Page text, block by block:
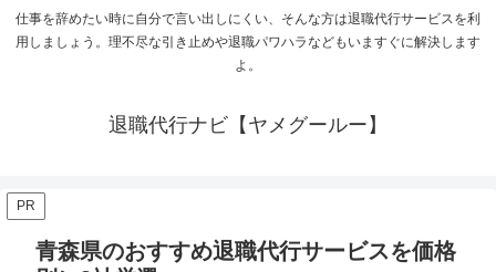
仕事を辞めたい時に自分で言い出しにくい、そんな方は退職代行サービスを利
用しましょう。理不尽な引き止めや退職パワハラなどもいますぐに解決します
よ。
退職代行ナビ【ヤメグールー】
PR
青森県のおすすめ退職代行サービスを価格